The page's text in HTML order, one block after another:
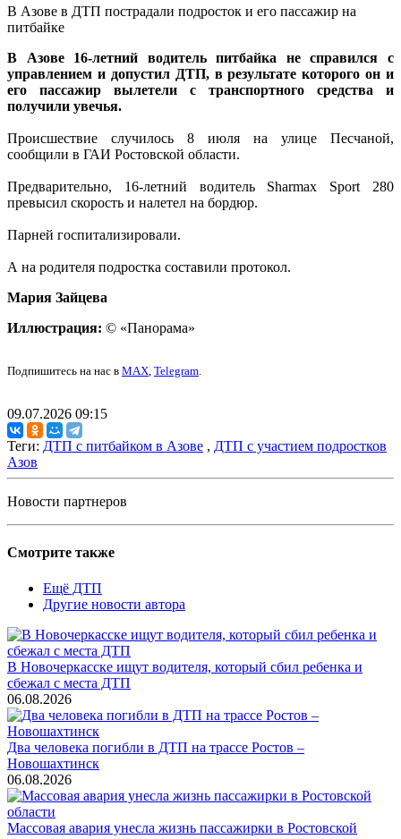
В Азове в ДТП пострадали подросток и его пассажир на
питбайке
В Азове 16-летний водитель питбайка не справился с
управлением и допустил ДТП, в результате которого он и
его пассажир вылетели с транспортного средства и
получили увечья.
Происшествие случилось 8 июля на улице Песчаной,
сообщили в ГАИ Ростовской области.
Предварительно, 16-летний водитель Sharmax Sport 280
превысил скорость и налетел на бордюр.
Парней госпитализировали.
А на родителя подростка составили протокол.
Мария Зайцева
Иллюстрация: © «Панорама»
Подпишитесь на нас в MAX, Telegram.
09.07.2026 09:15
Теги: ДТП с питбайком в Азове , ДТП с участием подростков
Азов
Новости партнеров
Смотрите также
Ещё ДТП
Другие новости автора
В Новочеркасске ищут водителя, который сбил ребенка и
сбежал с места ДТП
06.08.2026
Два человека погибли в ДТП на трассе Ростов –
Новошахтинск
06.08.2026
Массовая авария унесла жизнь пассажирки в Ростовской